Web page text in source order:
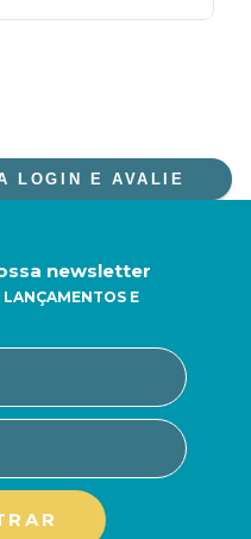
LOGIN E AVALIE
newsletter
LANÇAMENTOS E